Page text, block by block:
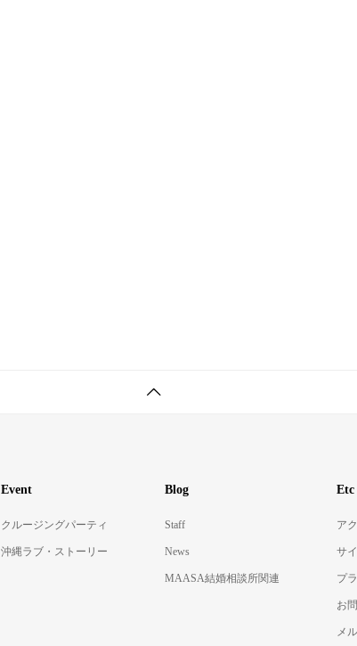
Event
クルージングパーティ
沖縄ラブ・ストーリー
Blog
Staff
News
MAASA結婚相談所関連
Etc
ア
サ
プ
お
メ